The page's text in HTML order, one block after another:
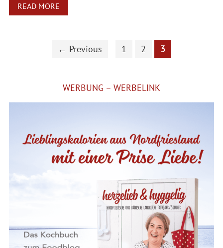
READ MORE
← Previous 1 2 3
WERBUNG – WERBELINK